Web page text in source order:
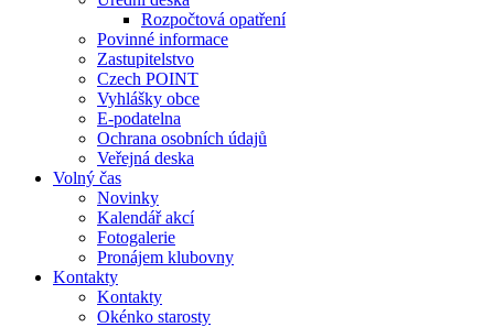
Rozpočtová opatření
Povinné informace
Zastupitelstvo
Czech POINT
Vyhlášky obce
E-podatelna
Ochrana osobních údajů
Veřejná deska
Volný čas
Novinky
Kalendář akcí
Fotogalerie
Pronájem klubovny
Kontakty
Kontakty
Okénko starosty